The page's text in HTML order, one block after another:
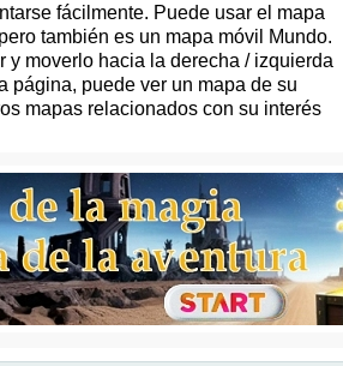
fácilmente. Puede usar el mapa
también es un mapa móvil Mundo.
y moverlo hacia la derecha / izquierda
página, puede ver un mapa de su
mapas relacionados con su interés